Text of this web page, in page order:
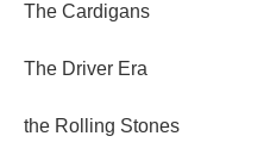
The Cardigans
The Driver Era
the Rolling Stones